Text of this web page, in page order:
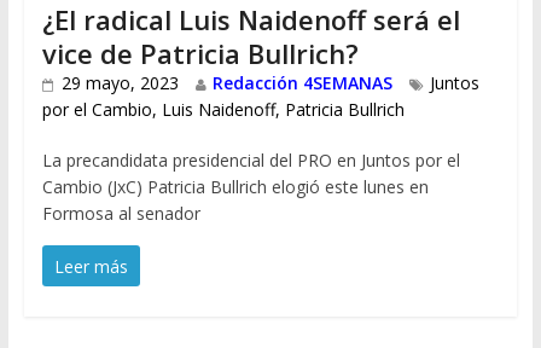
¿El radical Luis Naidenoff será el
vice de Patricia Bullrich?
29 mayo, 2023 Redacción 4SEMANAS
Juntos
por el Cambio, Luis Naidenoff, Patricia Bullrich
La precandidata presidencial del PRO en Juntos por el
Cambio (JxC) Patricia Bullrich elogió este lunes en
Formosa al senador
Leer más